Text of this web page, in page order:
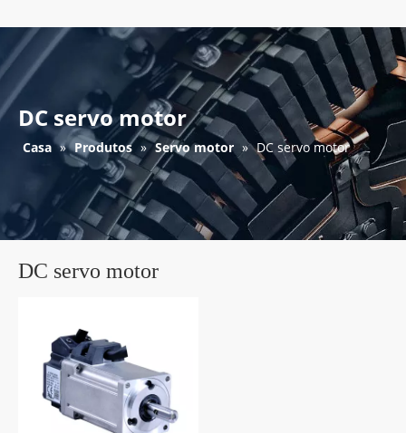
DC servo motor
Casa » Produtos » Servo motor » DC servo motor
DC servo motor